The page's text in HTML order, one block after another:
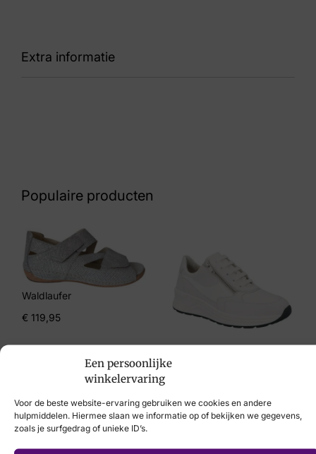
Een persoonlijke
winkelervaring
Voor de beste website-ervaring gebruiken we cookies en andere
hulpmiddelen. Hiermee slaan we informatie op of bekijken we gegevens,
zoals je surfgedrag of unieke ID’s.
Extra informatie
36
Rieker
Artikelnummer
Populaire producten
Waldlaufer
€ 119,95
Solidus